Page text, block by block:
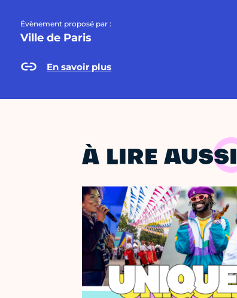
Évènement proposé par :
Ville de Paris
En savoir plus
À LIRE AUSSI